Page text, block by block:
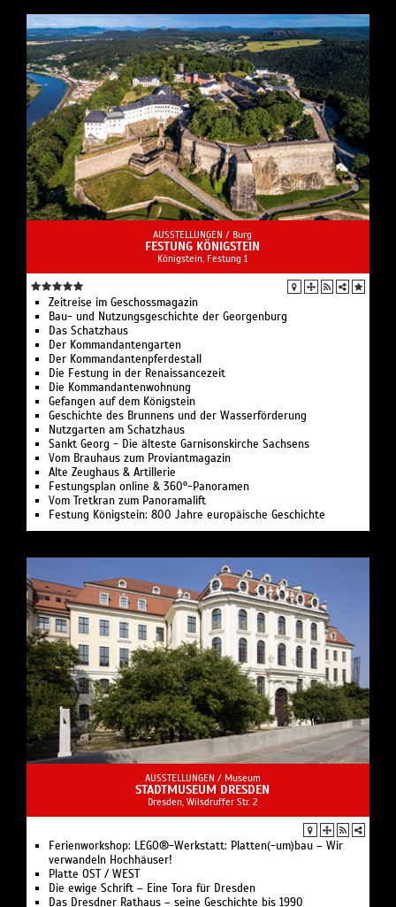
AUSSTELLUNGEN / Burg
FESTUNG KÖNIGSTEIN
Königstein, Festung 1
Zeitreise im Geschossmagazin
Bau- und Nutzungsgeschichte der Georgenburg
Das Schatzhaus
Der Kommandantengarten
Der Kommandantenpferdestall
Die Festung in der Renaissancezeit
Die Kommandantenwohnung
Gefangen auf dem Königstein
Geschichte des Brunnens und der Wasserförderung
Nutzgarten am Schatzhaus
Sankt Georg - Die älteste Garnisonskirche Sachsens
Vom Brauhaus zum Proviantmagazin
Alte Zeughaus & Artillerie
Festungsplan online & 360°-Panoramen
Vom Tretkran zum Panoramalift
Festung Königstein: 800 Jahre europäische Geschichte
AUSSTELLUNGEN / Museum
STADTMUSEUM DRESDEN
Dresden, Wilsdruffer Str. 2
Ferienworkshop: LEGO®-Werkstatt: Platten(-um)bau – Wir
verwandeln Hochhäuser!
Platte OST / WEST
Die ewige Schrift – Eine Tora für Dresden
Das Dresdner Rathaus – seine Geschichte bis 1990